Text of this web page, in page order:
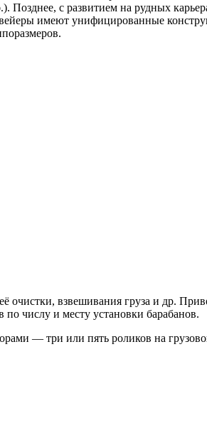
Позднее, с развитием на рудных
имеют унифицированные
взвешивания груза и др.
числу и месту установки барабанов.
— три или пять роликов на